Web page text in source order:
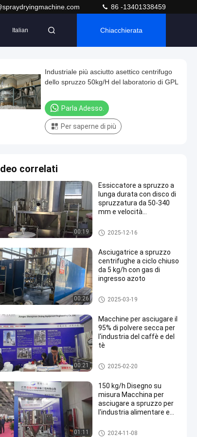
86 -13401338459
Italian Chiacchierata
Industriale più asciutto asettico centrifugo
dello spruzzo 50kg/H del laboratorio di GPL
Parla Adesso.
Per saperne di più
correlati
00:19
Essiccatore a spruzzo a
lunga durata con disco di
spruzzatura da 50-340
mm e velocità
25000 RPM per
evaporazione d'acqua da
Macchina dell'essiccaggio per
polverizzazione
2025-12-16
00:26
Asciugatrice a spruzzo
centrifughe a ciclo chiuso
da 5 kg/h con gas di
ingresso azoto
Macchina dell'essiccaggio per
polverizzazione
2025-03-19
00:21
Macchine per asciugare il
95% di polvere secca per
l'industria del caffè e del
tè
Macchina dell'essiccaggio per
polverizzazione
2025-02-20
01:11
150 kg/h Disegno su
misura Macchina per
asciugare a spruzzo per
l'industria alimentare e
Macchina dell'essiccaggio per
2024-11-08